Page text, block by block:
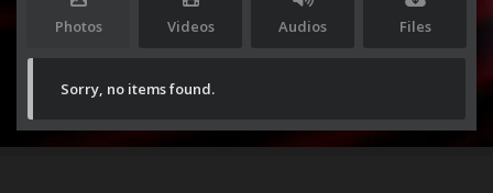
Photos Videos Audios Files
Sorry, no items found.